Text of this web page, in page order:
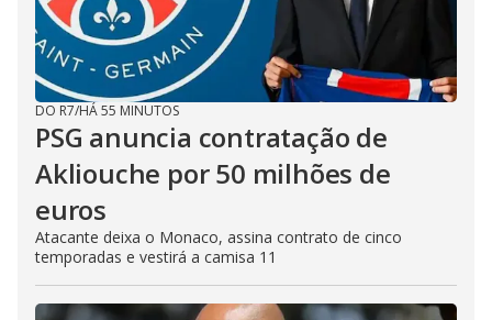
DO R7/HÁ 55 MINUTOS
PSG anuncia contratação de
Akliouche por 50 milhões de
euros
Atacante deixa o Monaco, assina contrato de cinco
temporadas e vestirá a camisa 11